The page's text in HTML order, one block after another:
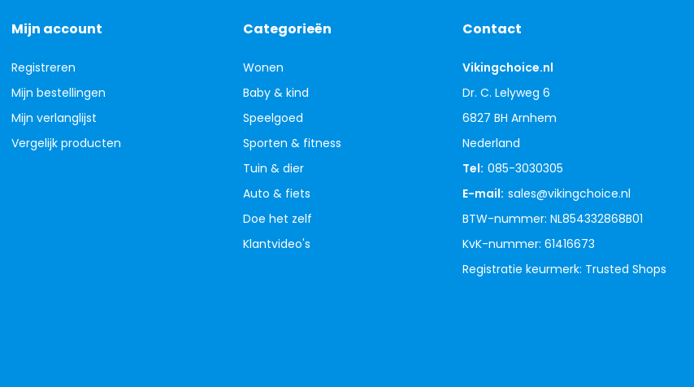
Mijn account
Registreren
Mijn bestellingen
Mijn verlanglijst
Vergelijk producten
Categorieën
Wonen
Baby & kind
Speelgoed
Sporten & fitness
Tuin & dier
Auto & fiets
Doe het zelf
Klantvideo's
Contact
Vikingchoice.nl
Dr. C. Lelyweg 6
6827 BH Arnhem
Nederland
Tel: 085-3030305
E-mail: sales@vikingchoice.nl
BTW-nummer: NL854332868B01
KvK-nummer: 61416673
Registratie keurmerk: Trusted Shops